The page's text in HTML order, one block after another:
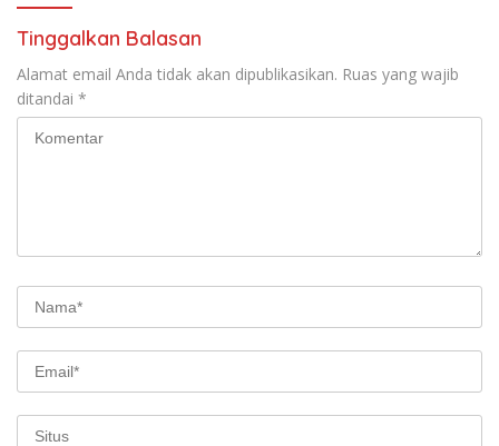
Tinggalkan Balasan
Alamat email Anda tidak akan dipublikasikan. Ruas yang wajib
ditandai *